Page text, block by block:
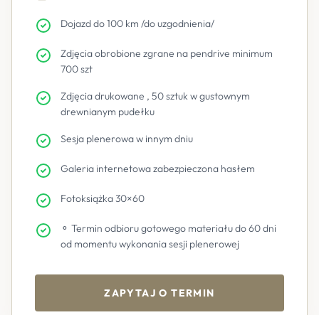
Dojazd do 100 km /do uzgodnienia/
Zdjęcia obrobione zgrane na pendrive minimum
700 szt
Zdjęcia drukowane , 50 sztuk w gustownym
drewnianym pudełku
Sesja plenerowa w innym dniu
Galeria internetowa zabezpieczona hasłem
Fotoksiążka 30×60
⚬ Termin odbioru gotowego materiału do 60 dni
od momentu wykonania sesji plenerowej
ZAPYTAJ O TERMIN